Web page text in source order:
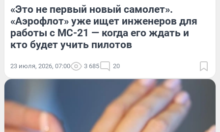
«Это не первый новый самолет».
«Аэрофлот» уже ищет инженеров для
работы с МС-21 — когда его ждать и
кто будет учить пилотов
23 июля, 2026, 07:00 3 685 20